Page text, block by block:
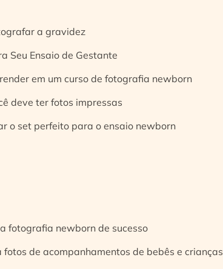
a gravidez
Seu Ensaio de Gestante
em um curso de fotografia newborn
deve ter fotos impressas
o set perfeito para o ensaio newborn
fotografia newborn de sucesso
de acompanhamentos de bebês e crianças